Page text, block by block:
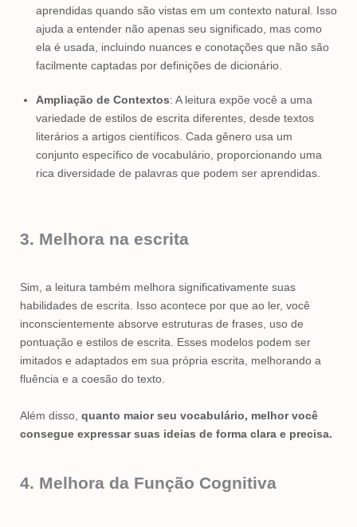
aprendidas quando são vistas em um contexto natural. Isso
ajuda a entender não apenas seu significado, mas como
ela é usada, incluindo nuances e conotações que não são
facilmente captadas por definições de dicionário.
Ampliação de Contextos: A leitura expõe você a uma
variedade de estilos de escrita diferentes, desde textos
literários a artigos científicos. Cada gênero usa um
conjunto específico de vocabulário, proporcionando uma
rica diversidade de palavras que podem ser aprendidas.
3. Melhora na escrita
Sim, a leitura também melhora significativamente suas
habilidades de escrita. Isso acontece por que ao ler, você
inconscientemente absorve estruturas de frases, uso de
pontuação e estilos de escrita. Esses modelos podem ser
imitados e adaptados em sua própria escrita, melhorando a
fluência e a coesão do texto.
Além disso, quanto maior seu vocabulário, melhor você
consegue expressar suas ideias de forma clara e precisa.
4. Melhora da Função Cognitiva